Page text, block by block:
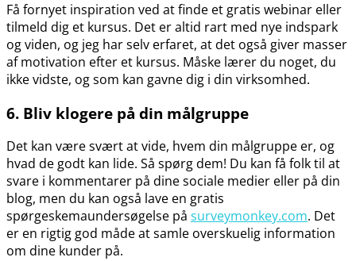
Få fornyet inspiration ved at finde et gratis webinar eller
tilmeld dig et kursus. Det er altid rart med nye indspark
og viden, og jeg har selv erfaret, at det også giver masser
af motivation efter et kursus. Måske lærer du noget, du
ikke vidste, og som kan gavne dig i din virksomhed.
6. Bliv klogere på din målgruppe
Det kan være svært at vide, hvem din målgruppe er, og
hvad de godt kan lide. Så spørg dem! Du kan få folk til at
svare i kommentarer på dine sociale medier eller på din
blog, men du kan også lave en gratis
spørgeskemaundersøgelse på surveymonkey.com. Det
er en rigtig god måde at samle overskuelig information
om dine kunder på.